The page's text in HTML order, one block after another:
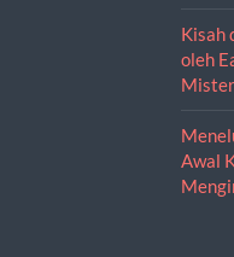
Kisah
oleh
Awal